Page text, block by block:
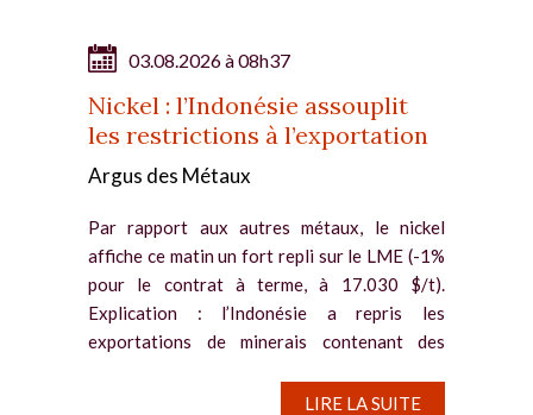
03.08.2026 à 08h37
Nickel : l’Indonésie assouplit
les restrictions à l’exportation
Argus des Métaux
Par rapport aux autres métaux, le nickel
affiche ce matin un fort repli sur le LME (-1%
pour le contrat à terme, à 17.030 $/t).
Explication : l’Indonésie a repris les
exportations de minerais contenant des
LIRE LA SUITE